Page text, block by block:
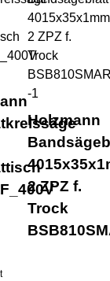
Holzmann
2 ZPZ f.
Trock